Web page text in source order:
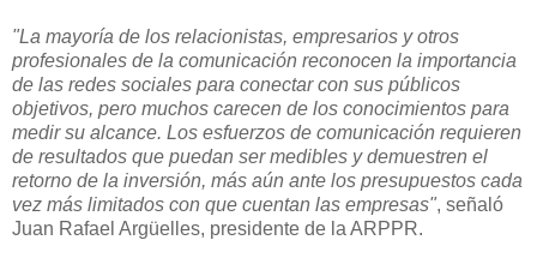
"La mayoría de los relacionistas, empresarios y otros
profesionales de la comunicación reconocen la importancia
de las redes sociales para conectar con sus públicos
objetivos, pero muchos carecen de los conocimientos para
medir su alcance. Los esfuerzos de comunicación requieren
de resultados que puedan ser medibles y demuestren el
retorno de la inversión, más aún ante los presupuestos cada
vez más limitados con que cuentan las empresas", señaló
Juan Rafael Argüelles, presidente de la ARPPR.